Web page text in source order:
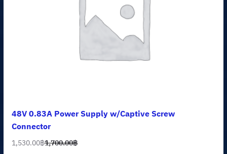
48V 0.83A Power Supply w/Captive Screw
Connector
1,700.00฿
Original
1,530.00฿
Current